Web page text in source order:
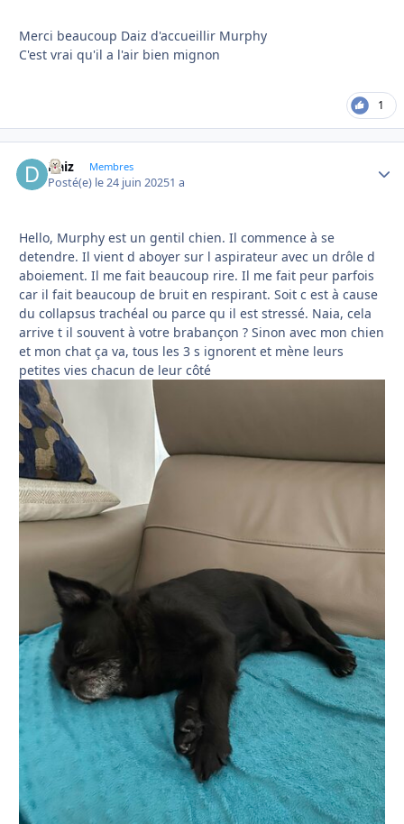
Merci beaucoup Daiz d'accueillir Murphy
C'est vrai qu'il a l'air bien mignon
1
Daiz Membres
Posté(e) le 24 juin 20251 a
Hello, Murphy est un gentil chien. Il commence à se
detendre. Il vient d aboyer sur l aspirateur avec un drôle d
aboiement. Il me fait beaucoup rire. Il me fait peur parfois
car il fait beaucoup de bruit en respirant. Soit c est à cause
du collapsus trachéal ou parce qu il est stressé. Naia, cela
arrive t il souvent à votre brabançon ? Sinon avec mon chien
et mon chat ça va, tous les 3 s ignorent et mène leurs
petites vies chacun de leur côté